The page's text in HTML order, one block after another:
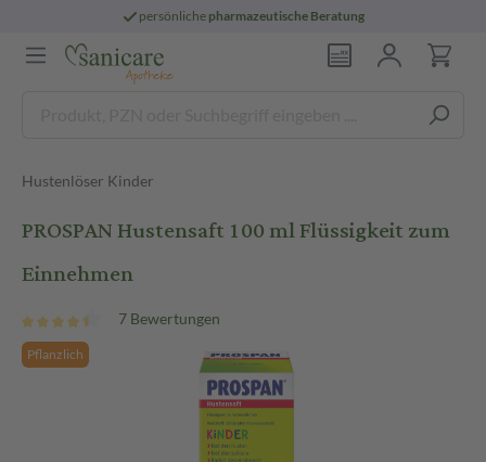
persönliche pharmazeutische Beratung
Hustenlöser Kinder
PROSPAN Hustensaft 100 ml Flüssigkeit zum
Einnehmen
7 Bewertungen
Pflanzlich